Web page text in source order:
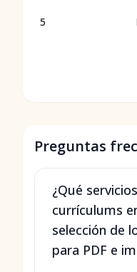
5
Preguntas
¿Qué
currículums
selección de
para PDF e